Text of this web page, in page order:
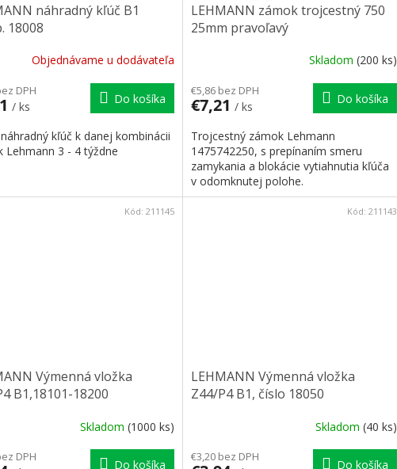
náhradný kľúč B1
18008
Objednávame u dodávateľa
DPH
/ ks
Do košíka
kľúč k danej kombinácii
Lehmann 3 - 4 týždne
LEHMANN zámok trojcestný 750
25mm pravoľavý
Skladom (200 ks)
€5,86 bez DPH
€7,21 / ks
Do košíka
Trojcestný zámok Lehmann
1475742250, s prepínaním smeru
zamykania a blokácie vytiahnutia kľúča
v odomknutej polohe.
Výmenná vložka
B1,18101-18200
Skladom (1000 ks)
DPH
Do košíka
Kód: 211145
LEHMANN Výmenná vložka
Z44/P4 B1, číslo 18050
Skladom (40 ks)
€3,20 bez DPH
Do košíka
Kód: 211143